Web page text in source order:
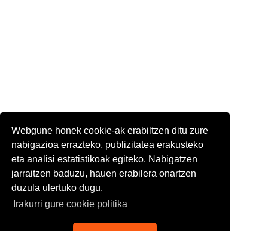
Webgune honek cookie-ak erabiltzen ditu zure
nabigazioa errazteko, publizitatea erakusteko
eta analisi estatistikoak egiteko. Nabigatzen
jarraitzen baduzu, hauen erabilera onartzen
duzula ulertuko dugu.
Irakurri gure cookie politika